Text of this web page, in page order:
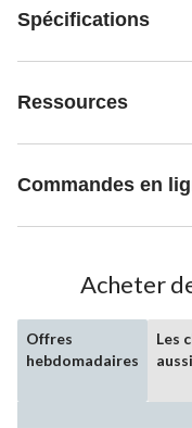
Spécifications
Ressources
Commandes en
Acheter
Offres
hebdomadaires
Les